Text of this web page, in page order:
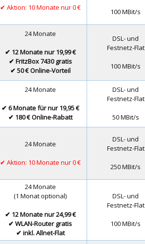
✔ Aktion: 10 Monate nur 0 € 100 MBit/s
24 Monate
✔ 12 Monate nur 19,99 €
✔ FritzBox 7430 gratis
✔ 50 € Online-Vorteil
DSL- und
Festnetz-Flat
100 MBit/s
24 Monate
✔ 6 Monate für nur 19,95 €
✔ 180 € Online-Rabatt
DSL- und
Festnetz-Flat
50 MBit/s
24 Monate
✔ Aktion: 10 Monate nur 0 €
DSL- und
Festnetz-Flat
250 MBit/s
24 Monate
(1 Monat optional)
✔ 12 Monate nur 24,99 €
✔ WLAN-Router gratis
✔ inkl. Allnet-Flat
DSL- und
Festnetz-Flat
100 MBit/s